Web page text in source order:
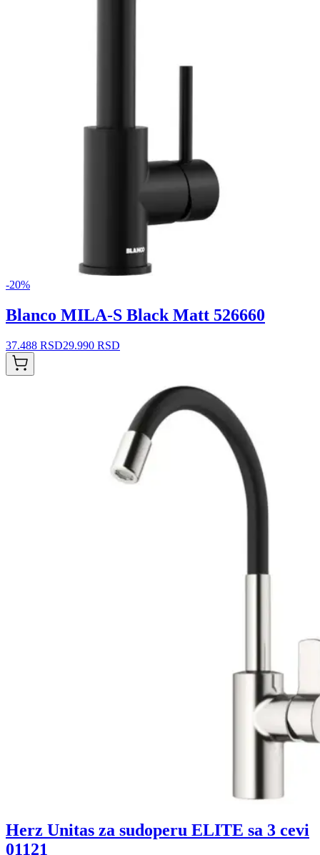
-20%
Blanco MILA-S Black Matt 526660
37.488 RSD29.990 RSD
Herz Unitas za sudoperu ELITE sa 3 cevi
01121